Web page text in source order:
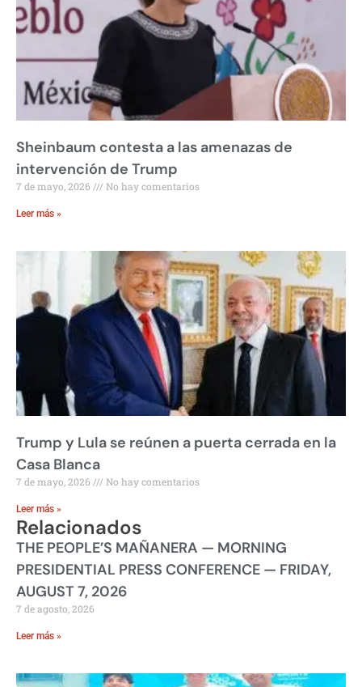
Sheinbaum contesta a las amenazas de
intervención de Trump
7 de mayo, 2026 No hay comentarios
Leer más »
Trump y Lula se reúnen a puerta cerrada en la
Casa Blanca
7 de mayo, 2026 No hay comentarios
Leer más »
Relacionados
THE PEOPLE’S MAÑANERA — MORNING
PRESIDENTIAL PRESS CONFERENCE — FRIDAY,
AUGUST 7, 2026
7 de agosto, 2026
Leer más »